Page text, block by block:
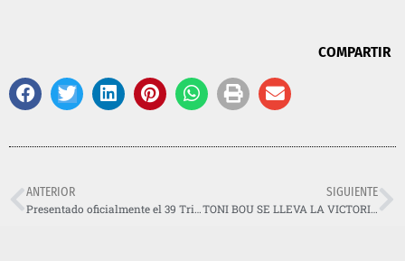
COMPARTIR
ANTERIOR
Presentado oficialmente el 39 Trial Indoor de Barcelona
SIGUIENTE
TONI BOU SE LLEVA LA VICTORIA EN EL TRIAL INDOOR DE BARCELONA Y PONE EL MUNDIAL AL ROJO VIVO